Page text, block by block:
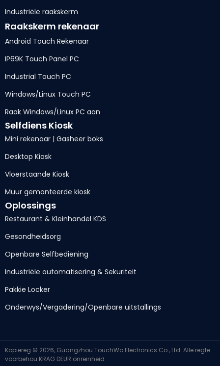
Industriële raakskerm
Raakskerm rekenaar
Android Touch Rekenaar
IP69K Touch Panel PC
Industrial Touch PC
Windows/Linux Touch PC
Raak Windows/Linux PC aan
Selfdiens Kiosk
Mini rekenaar | Gasheer boks
Desktop Kiosk
Vloerstaande Kiosk
Muur gemonteerde kiosk
Oplossings
Restaurant & Kleinhandel KDS
Gesondheidsorg
Openbare Selfbediening
Industriële outomatisering & Sekuriteit
Pakkie Locker
Onderwys/Vergadering/Openbare uitstallings
Kopiereg © 2026, Guangzhou TouchWo Electronics Co., Ltd. Alle regte
voorbehou KRAG DEUR onreinheid